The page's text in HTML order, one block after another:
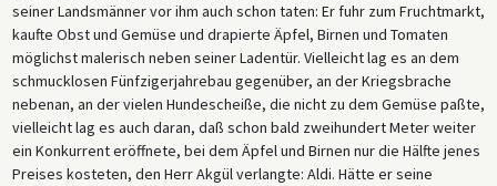
seiner Landsmänner vor ihm auch schon taten: Er fuhr zum Fruchtmarkt,
kaufte Obst und Gemüse und drapierte Äpfel, Birnen und Tomaten
möglichst malerisch neben seiner Ladentür. Vielleicht lag es an dem
schmucklosen Fünfzigerjahrebau gegenüber, an der Kriegsbrache
nebenan, an der vielen Hundescheiße, die nicht zu dem Gemüse paßte,
vielleicht lag es auch daran, daß schon bald zweihundert Meter weiter
ein Konkurrent eröffnete, bei dem Äpfel und Birnen nur die Hälfte jenes
Preises kosteten, den Herr Akgül verlangte: Aldi. Hätte er seine